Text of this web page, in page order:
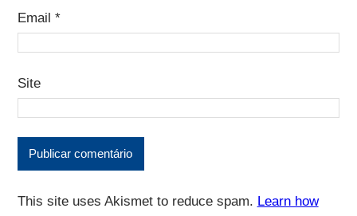
Email *
Site
This site uses Akismet to reduce spam. Learn how